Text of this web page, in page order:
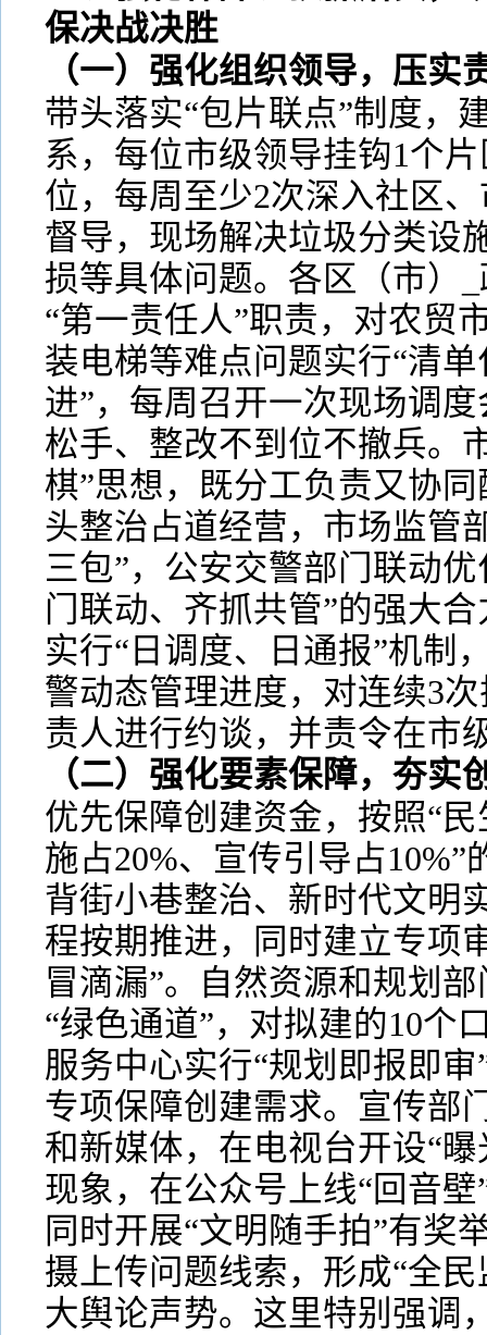
保决战决胜
（一）强化组织领导，压实
带头落实“包片联点”制度，
系，每位市级领导挂钩1个
位，每周至少2次深入社区
督导，现场解决垃圾分类设
损等具体问题。各区（市）
“第一责任人”职责，对农贸
装电梯等难点问题实行“清
进”，每周召开一次现场调
松手、整改不到位不撤兵。
棋”思想，既分工负责又协
头整治占道经营，市场监管
三包”，公安交警部门联动
门联动、齐抓共管”的强大
实行“日调度、日通报”机制
警动态管理进度，对连续3
责人进行约谈，并责令在市
（二）强化要素保障，夯实
优先保障创建资金，按照“
施占20%、宣传引导占
背街小巷整治、新时代文明
程按期推进，同时建立专项
冒滴漏”。自然资源和规划
“绿色通道”，对拟建的10个
服务中心实行“规划即报即
专项保障创建需求。宣传部
和新媒体，在电视台开设“
现象，在公众号上线“回音
同时开展“文明随手拍”有奖
摄上传问题线索，形成“全
大舆论声势。这里特别强调